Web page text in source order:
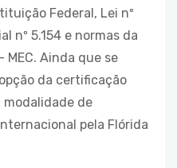
Federal, Lei nº
nº 5.154 e normas da
MEC. Ainda que se
da certificação
modalidade de
pela Flórida